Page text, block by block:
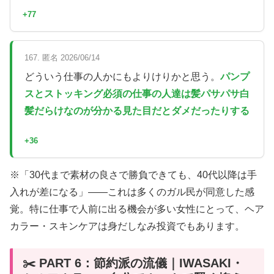
+77
167. 匿名 2026/06/14
どういう仕事の人かにもよりけりかと思う。パンプ
スとストッキング必須の仕事の人達は髪パサパサ白
髪だらけなのが分かる見た目だとダメだったりする
+36
※「30代まで素材の良さで勝負できても、40代以降は手
入れが差になる」——これは多くのガル民が同意した感
覚。特に仕事で人前に出る機会が多い女性にとって、ヘア
カラー・スキンケアは身だしなみ投資でもあります。
✂️ PART 6：節約派の流儀｜IWASAKI・